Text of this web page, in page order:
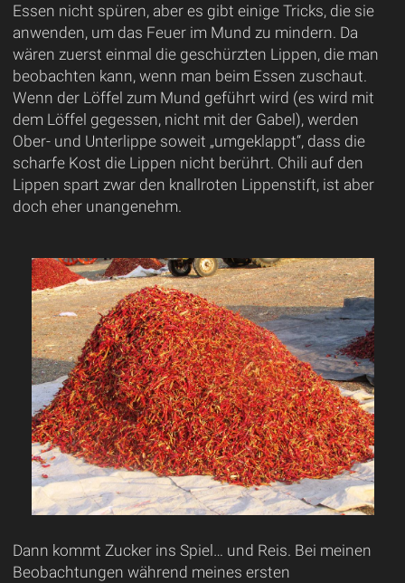
Essen nicht spüren, aber es gibt einige Tricks, die sie
anwenden, um das Feuer im Mund zu mindern. Da
wären zuerst einmal die geschürzten Lippen, die man
beobachten kann, wenn man beim Essen zuschaut.
Wenn der Löffel zum Mund geführt wird (es wird mit
dem Löffel gegessen, nicht mit der Gabel), werden
Ober- und Unterlippe soweit „umgeklappt“, dass die
scharfe Kost die Lippen nicht berührt. Chili auf den
Lippen spart zwar den knallroten Lippenstift, ist aber
doch eher unangenehm.
Dann kommt Zucker ins Spiel… und Reis. Bei meinen
Beobachtungen während meines ersten